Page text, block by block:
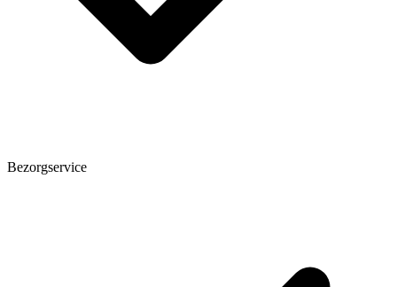
Bezorgservice